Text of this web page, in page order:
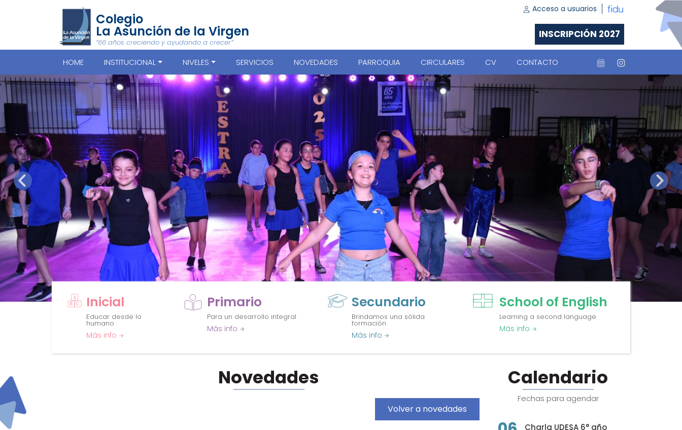
Colegio
La Asunción de la Virgen
“66 años creciendo y ayudando a crecer”
Acceso a usuarios
INSCRIPCIÓN 2027
HOME INSTITUCIONAL NIVELES SERVICIOS NOVEDADES PARROQUIA CIRCULARES CV CONTACTO
Inicial
Educar desde lo
humano
Más info
Primario
Para un desarrollo integral
Más info
Secundario
Brindamos una sólida
formación
Más info
School of English
Learning a second language
Más info
Novedades
Volver a novedades
Calendario
Fechas para agendar
Charla UDESA 6° año